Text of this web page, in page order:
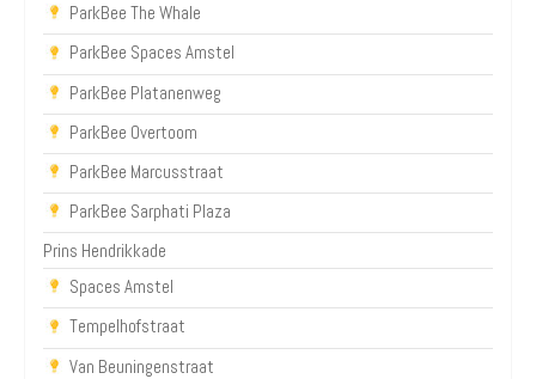
ParkBee The Whale
ParkBee Spaces Amstel
ParkBee Platanenweg
ParkBee Overtoom
ParkBee Marcusstraat
ParkBee Sarphati Plaza
Prins Hendrikkade
Spaces Amstel
Tempelhofstraat
Van Beuningenstraat